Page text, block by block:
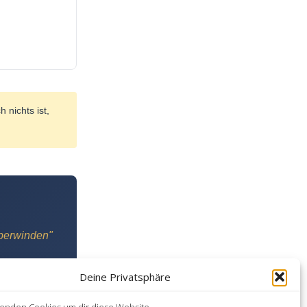
Deine Privatsphäre
nichts ist,